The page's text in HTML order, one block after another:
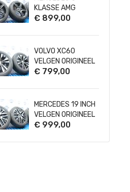
KLASSE AMG
VELGEN 18 INCH
ZOMERBANDEN
A2054011100
A2054011200
€ 899,00
VOLVO XC60
VELGEN ORIGINEEL
18 INCH +
5X108
€ 799,00
MERCEDES 19 INCH
VELGEN ORIGINEEL
E-KLASSE ALL-
KLASSE VIANO
€ 999,00